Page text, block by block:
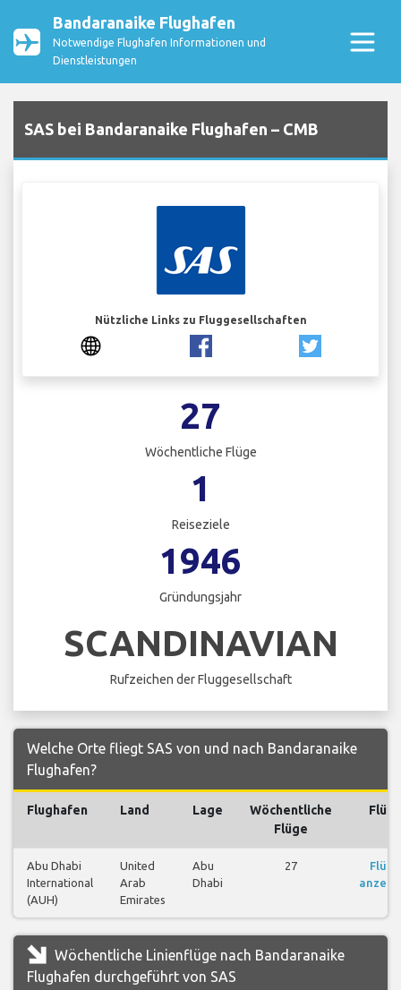
Bandaranaike Flughafen
Notwendige Flughafen Informationen und
Dienstleistungen
SAS bei Bandaranaike Flughafen – CMB
Nützliche Links zu Fluggesellschaften
27
Wöchentliche Flüge
1
Reiseziele
1946
Gründungsjahr
SCANDINAVIAN
Rufzeichen der Fluggesellschaft
Welche Orte fliegt SAS von und nach Bandaranaike
Flughafen?
Flughafen Land Lage
Wöchentliche
Flüge
Abu Dhabi
International
(AUH)
United
Arab
Emirates
Abu
Dhabi
27
Flüge
Wöchentliche Linienflüge nach Bandaranaike
Flughafen durchgeführt von SAS